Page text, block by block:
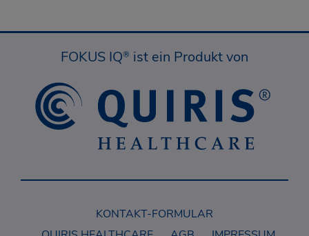
FOKUS IQ® ist ein Produkt von
KONTAKT-FORMULAR